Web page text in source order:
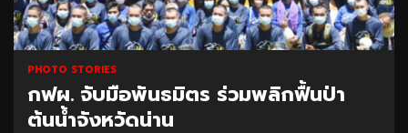
PHOTO STORIES
กฟผ. จับมือพันธมิตร ร่วมพลิกฟื้นป่า
ต้นน้ำจังหวัดน่าน